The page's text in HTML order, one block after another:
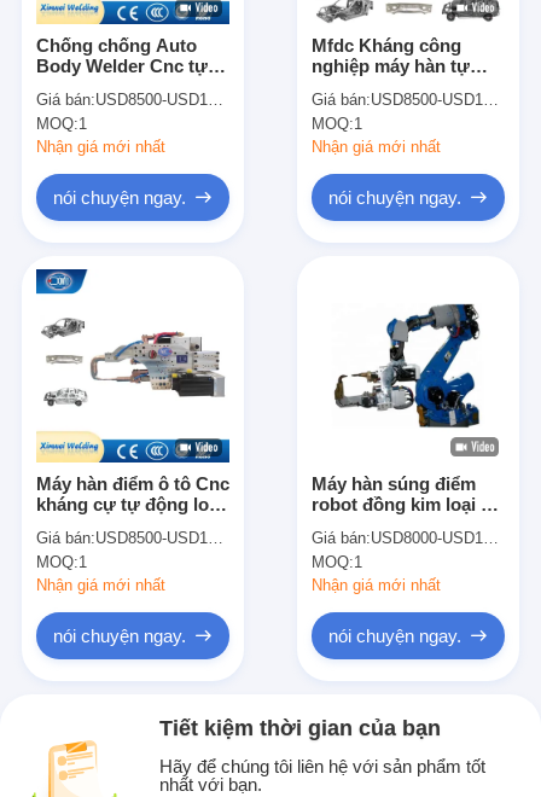
Chống chống Auto
Body Welder Cnc tự
Spot Welding Gun C-
type
Giá bán:USD8500-USD12000
MOQ:1
Nhận giá mới nhất
nói chuyện ngay.
Mfdc Kháng công
nghiệp máy hàn tự
nặng súng hàn điểm
loại C
Giá bán:USD8500-USD12000
MOQ:1
Nhận giá mới nhất
nói chuyện ngay.
Máy hàn điểm ô tô Cnc
kháng cự tự động loại
điểm
Giá bán:USD8500-USD12000
MOQ:1
Nhận giá mới nhất
nói chuyện ngay.
Máy hàn súng điểm
robot đồng kim loại xe
Giá bán:USD8000-USD10000
MOQ:1
Nhận giá mới nhất
nói chuyện ngay.
Tiết kiệm thời gian của bạn
Hãy để chúng tôi liên hệ với sản phẩm tốt
nhất với bạn.